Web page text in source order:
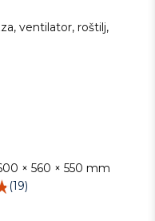
ventilator, roštilj,
× 560 × 550 mm
(19)